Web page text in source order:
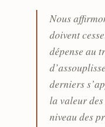
Nous
doivent
dépense au
derniers
la valeur
niveau des